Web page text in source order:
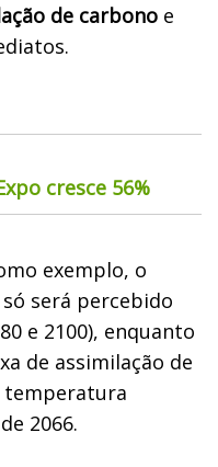
de carbono e
cresce 56%
exemplo, o
será percebido
e 2100), enquanto
de assimilação de
temperatura
2066.